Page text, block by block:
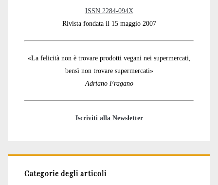
ISSN 2284-094X
Rivista fondata il 15 maggio 2007
«La felicità non è trovare prodotti vegani nei supermercati,
bensì non trovare supermercati»
Adriano Fragano
Iscriviti alla Newsletter
Categorie degli articoli